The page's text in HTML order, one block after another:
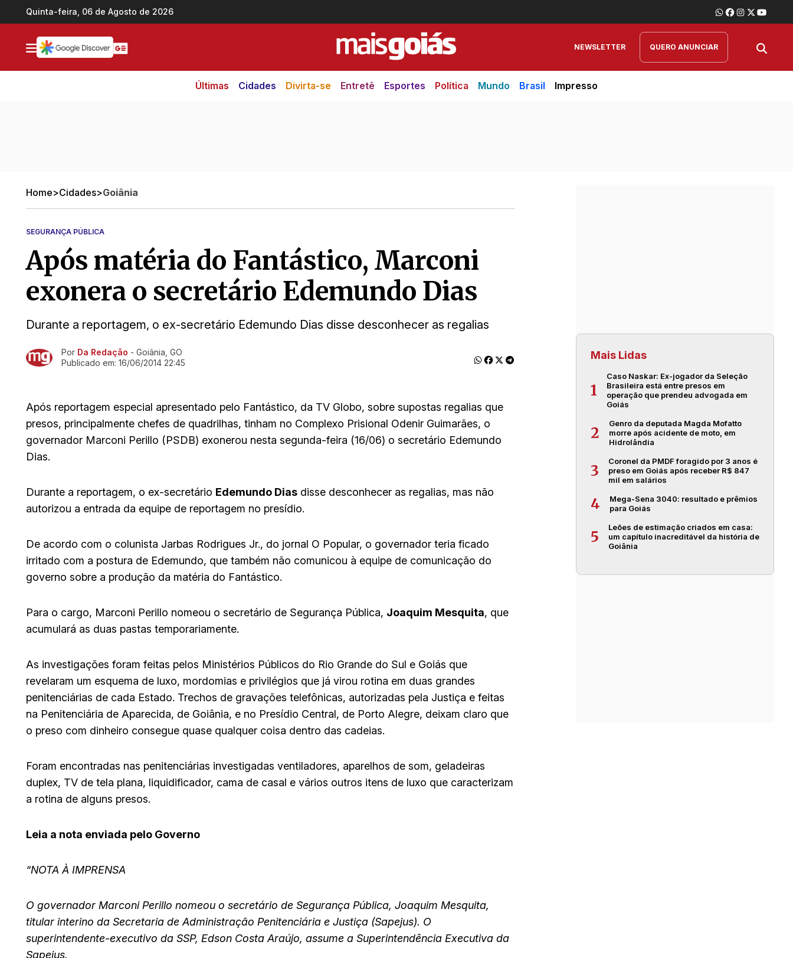
Ir direto pro conteúdo
Quinta-feira, 06 de Agosto de 2026
NEWSLETTER QUERO ANUNCIAR
Últimas Cidades Divirta-se Entretê Esportes Política Mundo Brasil Impresso
Home>Cidades>Goiânia
SEGURANÇA PÚBLICA
Após matéria do Fantástico, Marconi
exonera o secretário Edemundo Dias
Durante a reportagem, o ex-secretário Edemundo Dias disse desconhecer as regalias
Ir direto pra matéria
Por Da Redação - Goiânia, GO
Publicado em: 16/06/2014 22:45
Após reportagem especial apresentado pelo Fantástico, da TV Globo, sobre supostas regalias que
presos, principalmente chefes de quadrilhas, tinham no Complexo Prisional Odenir Guimarães, o
governador Marconi Perillo (PSDB) exonerou nesta segunda-feira (16/06) o secretário Edemundo
Dias.
Durante a reportagem, o ex-secretário Edemundo Dias disse desconhecer as regalias, mas não
autorizou a entrada da equipe de reportagem no presídio.
De acordo com o colunista Jarbas Rodrigues Jr., do jornal O Popular, o governador teria ficado
irritado com a postura de Edemundo, que também não comunicou à equipe de comunicação do
governo sobre a produção da matéria do Fantástico.
Para o cargo, Marconi Perillo nomeou o secretário de Segurança Pública, Joaquim Mesquita, que
acumulará as duas pastas temporariamente.
As investigações foram feitas pelos Ministérios Públicos do Rio Grande do Sul e Goiás que
revelaram um esquema de luxo, mordomias e privilégios que já virou rotina em duas grandes
penitenciárias de cada Estado. Trechos de gravações telefônicas, autorizadas pela Justiça e feitas
na Penitenciária de Aparecida, de Goiânia, e no Presídio Central, de Porto Alegre, deixam claro que
o preso com dinheiro consegue quase qualquer coisa dentro das cadeias.
Foram encontradas nas penitenciárias investigadas ventiladores, aparelhos de som, geladeiras
duplex, TV de tela plana, liquidificador, cama de casal e vários outros itens de luxo que caracterizam
a rotina de alguns presos.
Leia a nota enviada pelo Governo
“NOTA À IMPRENSA
O governador Marconi Perillo nomeou o secretário de Segurança Pública, Joaquim Mesquita,
titular interino da Secretaria de Administração Penitenciária e Justiça (Sapejus). O
superintendente-executivo da SSP, Edson Costa Araújo, assume a Superintendência Executiva da
Sapejus.
Mais Lidas
1
Caso Naskar: Ex-jogador da Seleção
Brasileira está entre presos em
operação que prendeu advogada em
Goiás
2
Genro da deputada Magda Mofatto
morre após acidente de moto, em
Hidrolândia
3
Coronel da PMDF foragido por 3 anos é
preso em Goiás após receber R$ 847
mil em salários
4
Mega-Sena 3040: resultado e prêmios
para Goiás
5
Leões de estimação criados em casa:
um capítulo inacreditável da história de
Goiânia